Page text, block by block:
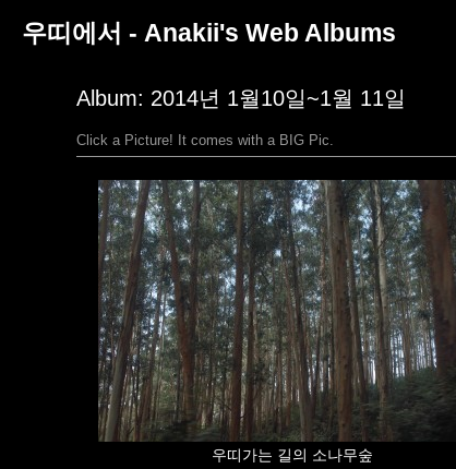
우띠에서 - Anakii's Web Albums
Album: 2014년 1월10일~1월 11일
Click a Picture! It comes with a BIG Pic.
우띠가는 길의 소나무숲